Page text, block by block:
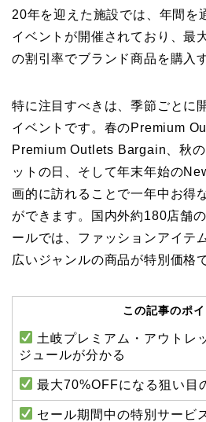
20年を迎えた施設では、年間を
イベントが開催されており、最
の割引率でブランド商品を購入
特に注目すべきは、季節ごとに
イベントです。春のPremium
Premium Outlets Bargain、秋
ットの日、そして年末年始の
画的に訪れることで一年中お得
ができます。国内外約180店舗
ールでは、ファッションアイテ
広いジャンルの商品が特別価格
この記事のポイ
土岐プレミアム・アウトレ
ジュールが分かる
最大70%OFFになる狙い目
セール期間中の特別サービ